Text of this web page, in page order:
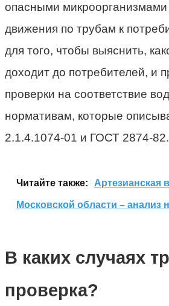
опасными микроорганизмами
движения по трубам к
для того, чтобы выяснить,
доходит до потребителей, и
проверки на соответствие
нормативам, которые
2.1.4.1074-01 и ГОСТ 2874-82.
Читайте также: Артезианская
Московской области – анализ
В каких случаях
проверка?